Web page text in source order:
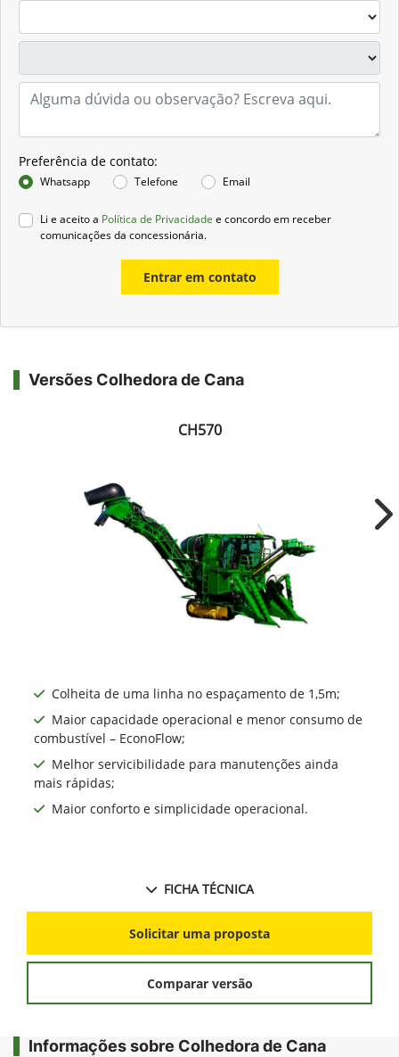
Preferência de contato:
Whatsapp Telefone Email
Li e aceito a Política de Privacidade e concordo em receber
comunicações da concessionária.
Entrar em contato
Versões Colhedora de Cana
CH570
Colheita de uma linha no espaçamento de 1,5m;
Maior capacidade operacional e menor consumo de
combustível – EconoFlow;
Melhor servicibilidade para manutenções ainda
mais rápidas;
Maior conforto e simplicidade operacional.
FICHA TÉCNICA
Solicitar uma proposta
Comparar versão
Informações sobre Colhedora de Cana